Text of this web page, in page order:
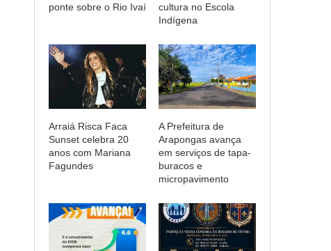
ponte sobre o Rio Ivaí
cultura no Escola
Indígena
Arraiá Risca Faca
Sunset celebra 20
anos com Mariana
Fagundes
A Prefeitura de
Arapongas avança
em serviços de tapa-
buracos e
micropavimento